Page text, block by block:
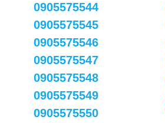
0905575544
0905575545
0905575546
0905575547
0905575548
0905575549
0905575550